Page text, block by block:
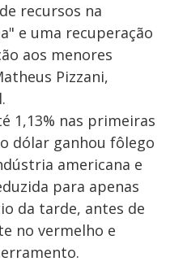
recursos na
e uma recuperação
aos menores
Pizzani,
1,13% nas primeiras
o dólar ganhou fôlego
americana e
para apenas
da tarde, antes de
no vermelho e